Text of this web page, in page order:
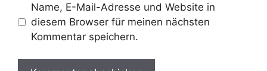
Name, E-Mail-Adresse und Website in
diesem Browser für meinen nächsten
Kommentar speichern.